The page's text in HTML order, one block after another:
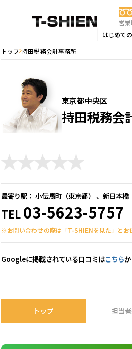
営
はじめて
トップ 持田税務会計事務所
東京都中央区
持田税務会
最寄り駅： 小伝馬町（東京都） 、新日本橋
TEL 03-5623-5757
※お問い合わせの際は「T-SHIENを見た」とお
Googleに掲載されている口コミはこちら
トップ 担当